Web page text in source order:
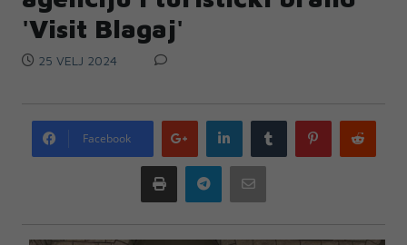
'Visit Blagaj'
25 VELJ 2024
Facebook
Google
plus
LinkedIn Tumblr Pinterest
Print Telegram